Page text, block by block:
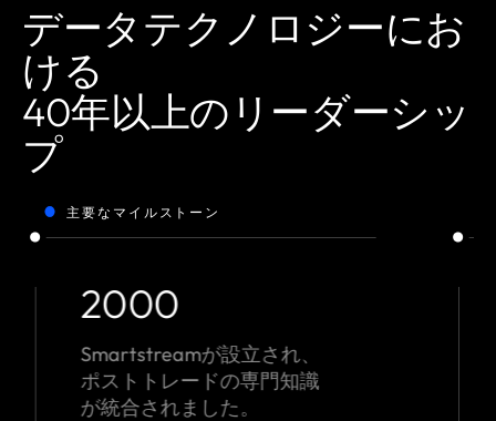
データテクノロジーにお
ける
40年以上のリーダーシッ
プ
主要なマイルストーン
2000年代
TLM®ソリューションをリリ
ース - 自動化とリアルタイ
ム処理を導入。